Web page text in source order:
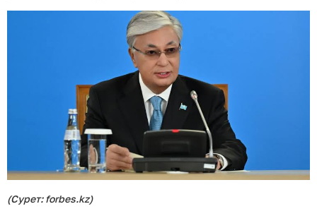
(Сурет: forbes.kz)